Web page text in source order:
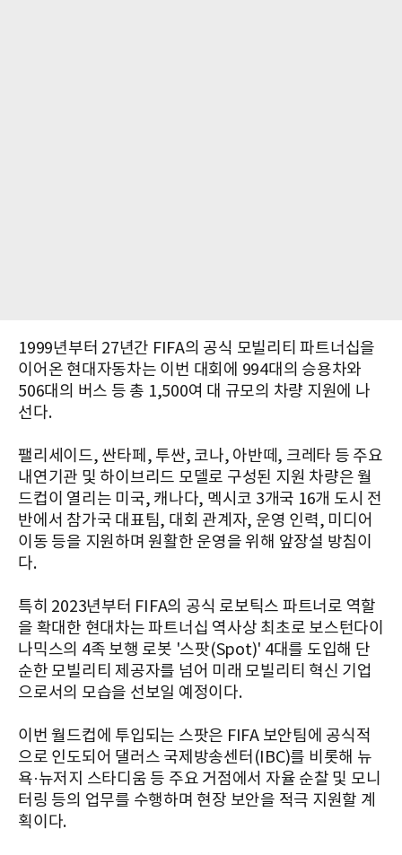
1999년부터 27년간 FIFA의 공식 모빌리티 파트너십을
이어온 현대자동차는 이번 대회에 994대의 승용차와
506대의 버스 등 총 1,500여 대 규모의 차량 지원에 나
선다.
팰리세이드, 싼타페, 투싼, 코나, 아반떼, 크레타 등 주요
내연기관 및 하이브리드 모델로 구성된 지원 차량은 월
드컵이 열리는 미국, 캐나다, 멕시코 3개국 16개 도시 전
반에서 참가국 대표팀, 대회 관계자, 운영 인력, 미디어
이동 등을 지원하며 원활한 운영을 위해 앞장설 방침이
다.
특히 2023년부터 FIFA의 공식 로보틱스 파트너로 역할
을 확대한 현대차는 파트너십 역사상 최초로 보스턴다이
나믹스의 4족 보행 로봇 '스팟(Spot)' 4대를 도입해 단
순한 모빌리티 제공자를 넘어 미래 모빌리티 혁신 기업
으로서의 모습을 선보일 예정이다.
이번 월드컵에 투입되는 스팟은 FIFA 보안팀에 공식적
으로 인도되어 댈러스 국제방송센터(IBC)를 비롯해 뉴
욕·뉴저지 스타디움 등 주요 거점에서 자율 순찰 및 모니
터링 등의 업무를 수행하며 현장 보안을 적극 지원할 계
획이다.